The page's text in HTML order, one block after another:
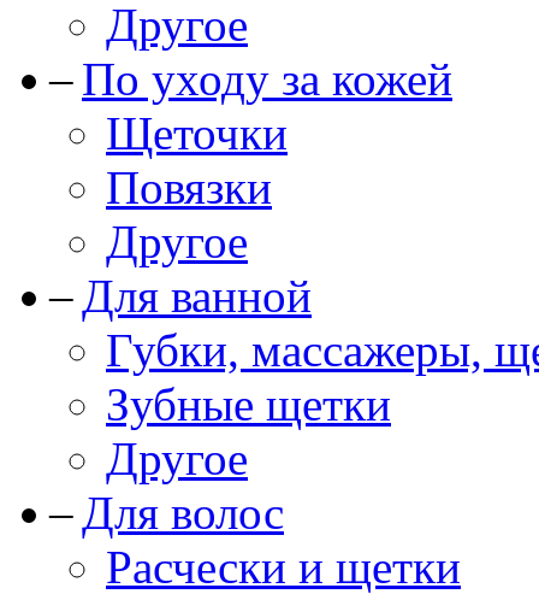
Другое
По уходу за кожей
Щеточки
Повязки
Другое
Для ванной
Губки, массажеры,
Зубные щетки
Другое
Для волос
Расчески и щетки